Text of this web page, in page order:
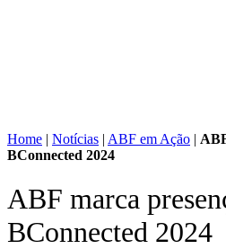
Home | Notícias | ABF em Ação |
BConnected 2024
ABF marca
BConnected 2024